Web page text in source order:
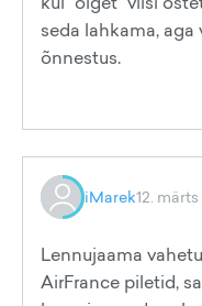
seda lahkama,
õnnestus.
iMarek12. märts
Lennujaama
AirFrance piletid,